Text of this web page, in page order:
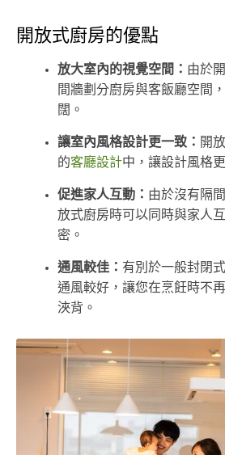
開放式廚房的優點
放大室內的視覺空間： 由於
間牆劃分廚房與客飯廳空間
闊。
讓室內風格設計更一致： 開
的客廳設計中，讓設計風格
促進家人互動： 由於沒有隔
放式廚房時可以同時與家人
密。
通風較佳： 有別於一般封閉
通風較好，讓您在烹飪時不
浹背。